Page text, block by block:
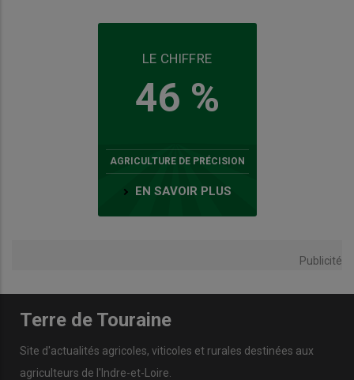
LE CHIFFRE
46 %
AGRICULTURE DE PRÉCISION
EN SAVOIR PLUS
Publicité
Terre de Touraine
Site d'actualités agricoles, viticoles et rurales destinées aux
agriculteurs de l'Indre-et-Loire.